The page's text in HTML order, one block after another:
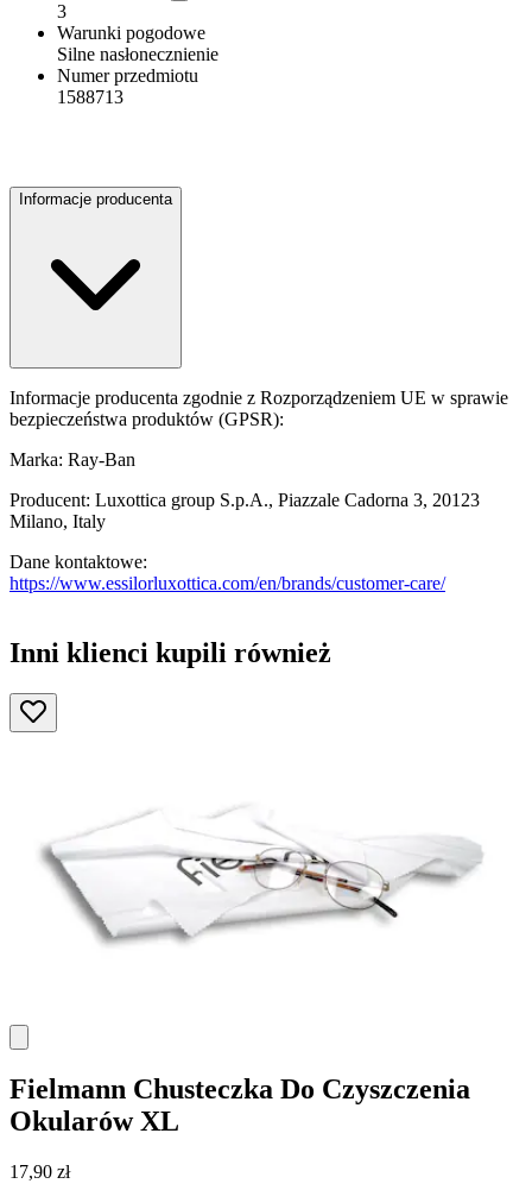
3
Warunki pogodowe
Silne nasłonecznienie
Numer przedmiotu
1588713
Informacje producenta
Informacje producenta zgodnie z Rozporządzeniem UE w sprawie
bezpieczeństwa produktów (GPSR):
Marka: Ray-Ban
Producent: Luxottica group S.p.A., Piazzale Cadorna 3, 20123
Milano, Italy
Dane kontaktowe:
https://www.essilorluxottica.com/en/brands/customer-care/
Inni klienci kupili również
Fielmann Chusteczka Do Czyszczenia
Okularów XL
17,90 zł